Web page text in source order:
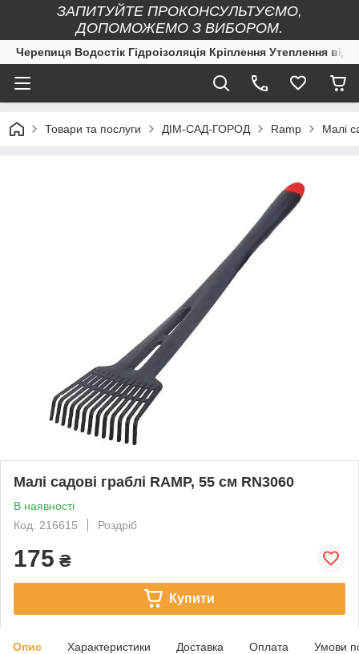
ЗАПИТУЙТЕ ПРОКОНСУЛЬТУЄМО,
ДОПОМОЖЕМО З ВИБОРОМ.
Черепиця Водостік Гідроізоляція Кріплення Утеплення
Товари та послуги ДІМ-САД-ГОРОД Ramp Малі
Малі садові граблі RAMP, 55 см RN3060
В наявності
Код: 216615
Роздріб
175 ₴
Купити
Опис Характеристики Доставка Оплата Умови